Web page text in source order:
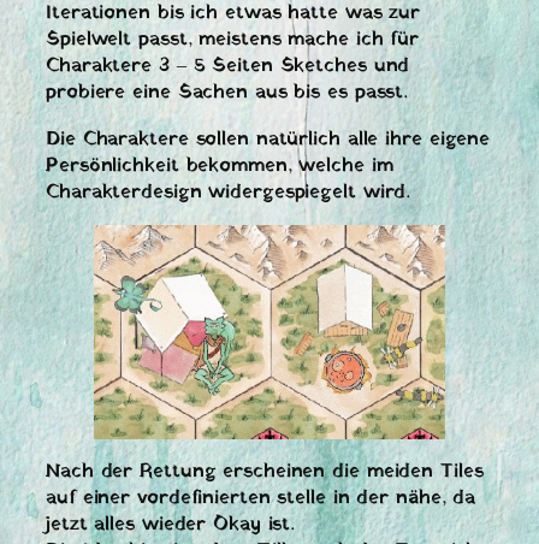
Iterationen bis ich etwas hatte was zur
Spielwelt passt, meistens mache ich für
Charaktere 3 – 5 Seiten Sketches und
probiere eine Sachen aus bis es passt.
Die Charaktere sollen natürlich alle ihre eigene
Persönlichkeit bekommen, welche im
Charakterdesign widergespiegelt wird.
Nach der Rettung erscheinen die meiden Tiles
auf einer vordefinierten stelle in der nähe, da
jetzt alles wieder Okay ist.